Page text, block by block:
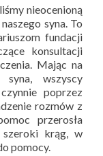
nieocenioną
syna. To
fundacji
konsultacji
Mając na
wszyscy
poprzez
rozmów z
przerosła
szeroki krąg, w
pomocy.